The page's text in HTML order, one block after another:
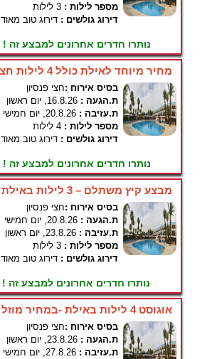
מספר לילות : 3 לילות
דירוג גולשים : דירוג טוב מאוד
נותרו חדרים אחרונים למבצע זה !
מחיר מיוחד לאילת כולל 4 לילות חצי פנסיון
בסיס אירוח :חצי פנסיון
ת.הגעה : 16.8.26, יום ראשון
ת.עזיבה : 20.8.26, יום חמישי
מספר לילות : 4 לילות
דירוג גולשים : דירוג טוב מאוד
נותרו חדרים אחרונים למבצע זה !
מבצע קיץ משתלם – 3 לילות באילת כולל חצי פנסיון
בסיס אירוח :חצי פנסיון
ת.הגעה : 20.8.26, יום חמישי
ת.עזיבה : 23.8.26, יום ראשון
מספר לילות : 3 לילות
דירוג גולשים : דירוג טוב מאוד
נותרו חדרים אחרונים למבצע זה !
אוגוסט 4 לילות באילת -במחיר מוזל
בסיס אירוח :חצי פנסיון
ת.הגעה : 23.8.26, יום ראשון
ת.עזיבה : 27.8.26, יום חמישי